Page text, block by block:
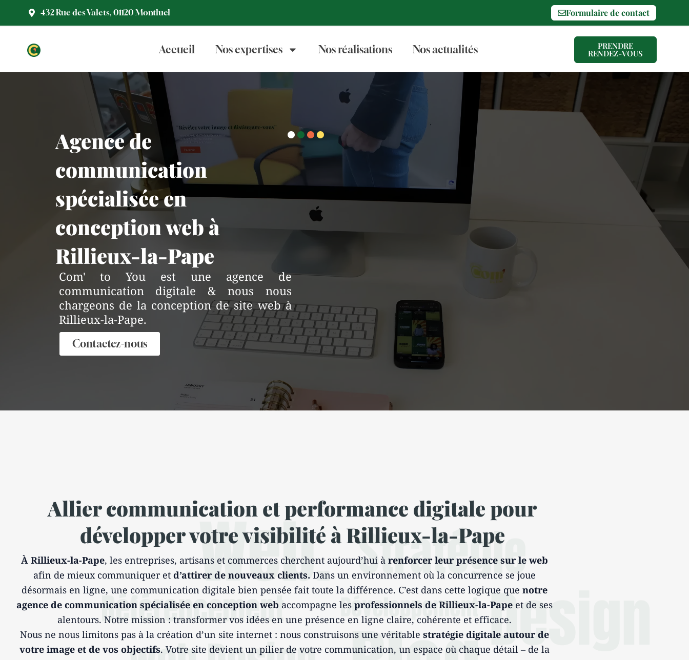
432 Rue des Valets, 01120 Montluel Formulaire de contact
Accueil Nos expertises Nos réalisations Nos actualités PRENDRE
RENDEZ-VOUS
Agence de
communication
spécialisée en
conception web à
Rillieux-la-Pape
Com' to You est une agence de
communication digitale & nous nous
chargeons de la conception de site web à
Rillieux-la-Pape.
Contactez-nous
Allier communication et performance digitale pour
développer votre visibilité à Rillieux-la-Pape
À Rillieux-la-Pape, les entreprises, artisans et commerces cherchent aujourd’hui à renforcer leur présence sur le web
afin de mieux communiquer et d’attirer de nouveaux clients. Dans un environnement où la concurrence se joue
désormais en ligne, une communication digitale bien pensée fait toute la différence. C’est dans cette logique que notre
agence de communication spécialisée en conception web accompagne les professionnels de Rillieux-la-Pape et de ses
alentours. Notre mission : transformer vos idées en une présence en ligne claire, cohérente et efficace.
Nous ne nous limitons pas à la création d’un site internet : nous construisons une véritable stratégie digitale autour de
votre image et de vos objectifs. Votre site devient un pilier de votre communication, un espace où chaque détail – de la